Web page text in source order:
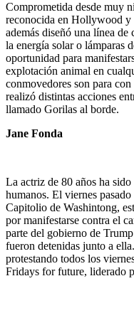
Comprometida desde muy
reconocida en Hollywood y
además diseñó una línea
la energía solar o lámparas
oportunidad para
explotación animal en
conmovedores son para
realizó distintas acciones
llamado Gorilas al borde.
Jane Fonda
La actriz de 80 años ha
humanos. El viernes
Capitolio de Washintong,
por manifestarse contra el
parte del gobierno de
fueron detenidas junto a
protestando todos los
Fridays for future, liderado